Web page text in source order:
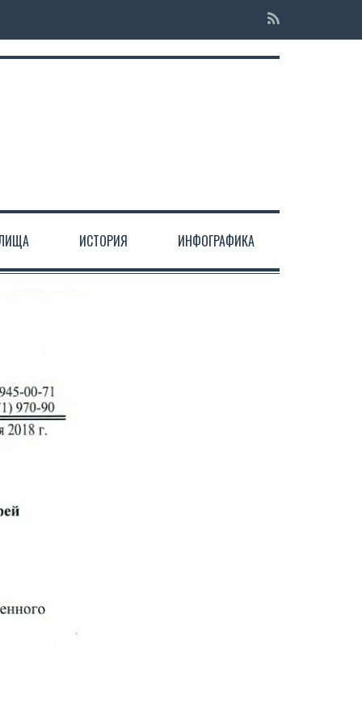
ИСТОРИЯ ИНФОГРАФИКА